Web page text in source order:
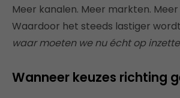
Meer kanalen. Meer markten.
Waardoor het steeds lastiger
waar moeten we nu écht op
Wanneer keuzes richting